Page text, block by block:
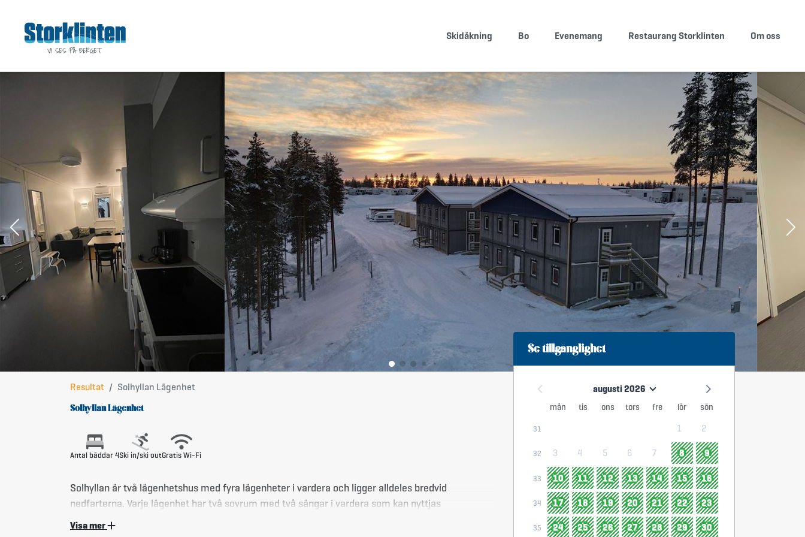
Skidåkning Bo Evenemang Restaurang Storklinten Om oss
Resultat
Solhyllan Lägenhet
Solhyllan Lägenhet
Antal bäddar 4Ski in/ski outGratis Wi-Fi
Solhyllan är två lägenhetshus med fyra lägenheter i vardera och ligger alldeles bredvid
nedfarterna. Varje lägenhet har två sovrum med två sängar i vardera som kan nyttjas
som enkelbäddar eller dubbelsäng.
Visa mer
Se tillgänglighet
augusti 2026
mån
tis ons tors fre lör sön
31 1 2
32 3 4 5 6 7 8 9
33 10 11 12 13 14 15 16
34 17 18 19 20 21 22 23
35 24 25 26 27 28 29 30